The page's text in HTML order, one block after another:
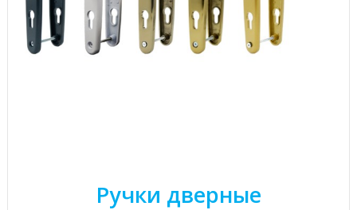
Ручки дверные